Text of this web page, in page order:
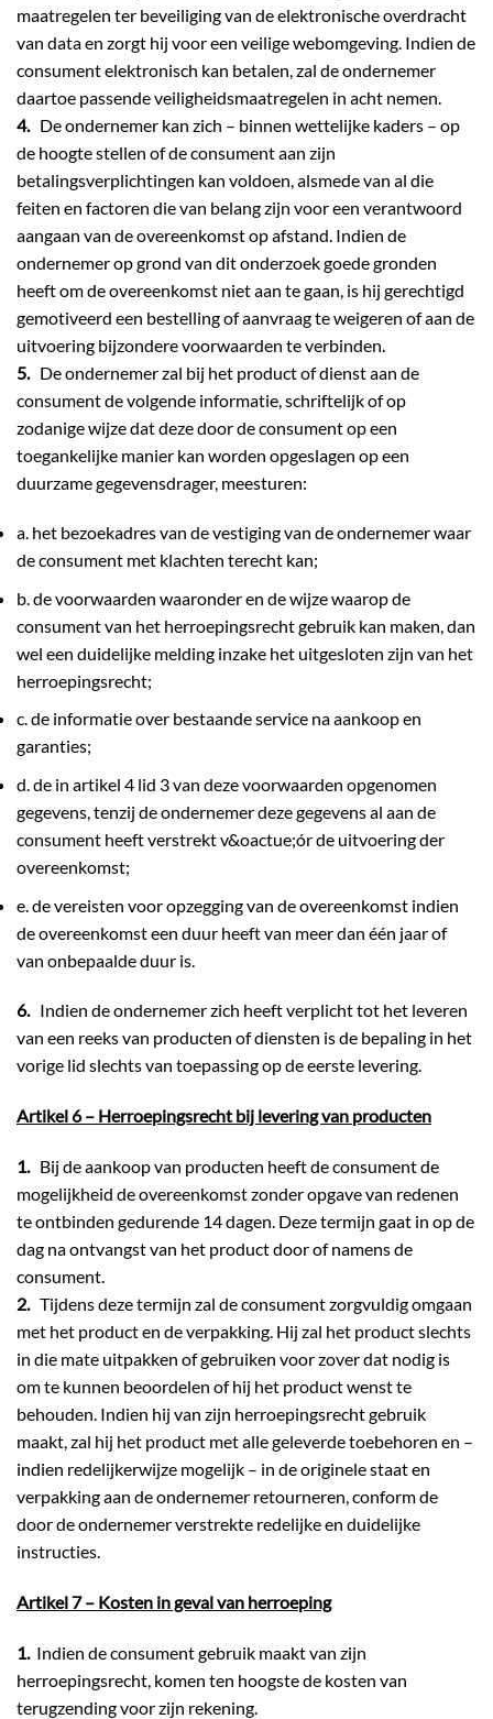
maatregelen ter beveiliging van de elektronische overdracht
van data en zorgt hij voor een veilige webomgeving. Indien de
consument elektronisch kan betalen, zal de ondernemer
daartoe passende veiligheidsmaatregelen in acht nemen.
4. De ondernemer kan zich – binnen wettelijke kaders – op
de hoogte stellen of de consument aan zijn
betalingsverplichtingen kan voldoen, alsmede van al die
feiten en factoren die van belang zijn voor een verantwoord
aangaan van de overeenkomst op afstand. Indien de
ondernemer op grond van dit onderzoek goede gronden
heeft om de overeenkomst niet aan te gaan, is hij gerechtigd
gemotiveerd een bestelling of aanvraag te weigeren of aan de
uitvoering bijzondere voorwaarden te verbinden.
5. De ondernemer zal bij het product of dienst aan de
consument de volgende informatie, schriftelijk of op
zodanige wijze dat deze door de consument op een
toegankelijke manier kan worden opgeslagen op een
duurzame gegevensdrager, meesturen:
a. het bezoekadres van de vestiging van de ondernemer waar
de consument met klachten terecht kan;
b. de voorwaarden waaronder en de wijze waarop de
consument van het herroepingsrecht gebruik kan maken, dan
wel een duidelijke melding inzake het uitgesloten zijn van het
herroepingsrecht;
c. de informatie over bestaande service na aankoop en
garanties;
d. de in artikel 4 lid 3 van deze voorwaarden opgenomen
gegevens, tenzij de ondernemer deze gegevens al aan de
consument heeft verstrekt v&oactue;ór de uitvoering der
overeenkomst;
e. de vereisten voor opzegging van de overeenkomst indien
de overeenkomst een duur heeft van meer dan één jaar of
van onbepaalde duur is.
6.Indien de ondernemer zich heeft verplicht tot het leveren
van een reeks van producten of diensten is de bepaling in het
vorige lid slechts van toepassing op de eerste levering.
Artikel 6 – Herroepingsrecht bij levering van producten
1.Bij de aankoop van producten heeft de consument de
mogelijkheid de overeenkomst zonder opgave van redenen
te ontbinden gedurende 14 dagen. Deze termijn gaat in op de
dag na ontvangst van het product door of namens de
consument.
2.Tijdens deze termijn zal de consument zorgvuldig omgaan
met het product en de verpakking. Hij zal het product slechts
in die mate uitpakken of gebruiken voor zover dat nodig is
om te kunnen beoordelen of hij het product wenst te
behouden. Indien hij van zijn herroepingsrecht gebruik
maakt, zal hij het product met alle geleverde toebehoren en –
indien redelijkerwijze mogelijk – in de originele staat en
verpakking aan de ondernemer retourneren, conform de
door de ondernemer verstrekte redelijke en duidelijke
instructies.
Artikel 7 – Kosten in geval van herroeping
1. Indien de consument gebruik maakt van zijn
herroepingsrecht, komen ten hoogste de kosten van
terugzending voor zijn rekening.